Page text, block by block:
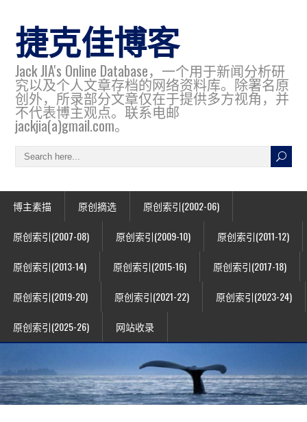
捷克佳博客
Jack JIA's Online Database，一个用于新闻分析研
究以及个人文章存档的网络资料库。除署名原
创外，所录部分文章仅在于提供多方视角，并
不代表博主观点。联系电邮
jackjia(a)gmail.com。
博主素描 原创摘选 原创索引(2002-06)
原创索引(2007-08) 原创索引(2009-10) 原创索引(2011-12)
原创索引(2013-14) 原创索引(2015-16) 原创索引(2017-18)
原创索引(2019-20) 原创索引(2021-22) 原创索引(2023-24)
原创索引(2025-26) 网站收录